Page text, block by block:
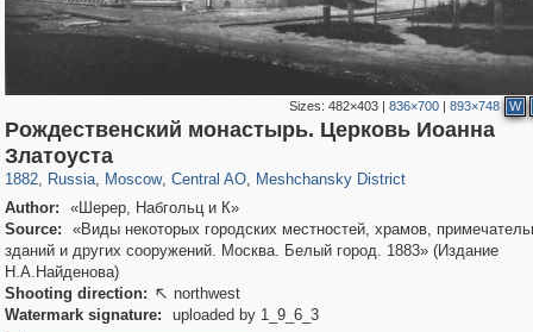
Sizes: 482×403| 836×700| 893×748 W
Рождественский монастырь. Церковь Иоанна
Златоуста
1882, Russia
1,405,783
, Moscow
319,716 8,286
, Central AO
159,930
, Meshchansky District
Author:
«Шерер, Набгольц и К»
Source:
«Виды некоторых городских местностей, храмов,
зданий и других сооружений. Москва. Белый город. 1883» (Издание
Н.А.Найденова)
Shooting direction:  northwest
Watermark signature:
uploaded by 1_9_6_3